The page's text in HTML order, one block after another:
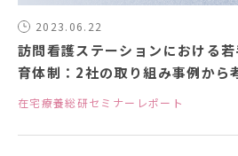
2023.06.22
訪問看護ステーションにおける
育体制：2社の取り組み事例から
在宅療養総研セミナーレポート